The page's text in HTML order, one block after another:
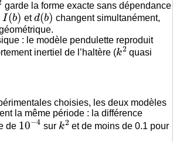
garde la forme exacte sans dépendance
I(b)
et
d(b)
changent simultanément,
: le modèle pendulette reproduit
inertiel de l’haltère (
k2
quasi
choisies, les deux modèles
la même période : la différence
de
10−4
sur
k2
et de moins de 0.1 pour